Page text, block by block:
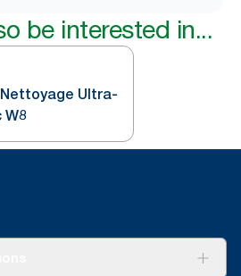
be interested in...
Ultra-